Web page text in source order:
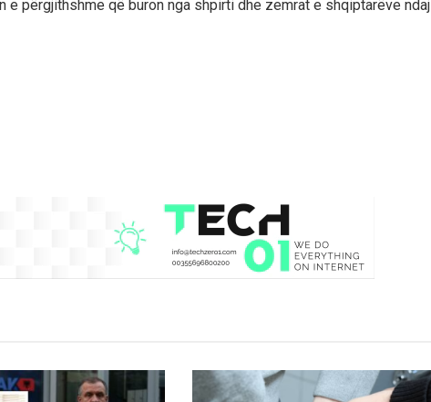
e përgjithshme që buron nga shpirti dhe zemrat e shqiptarëve ndaj